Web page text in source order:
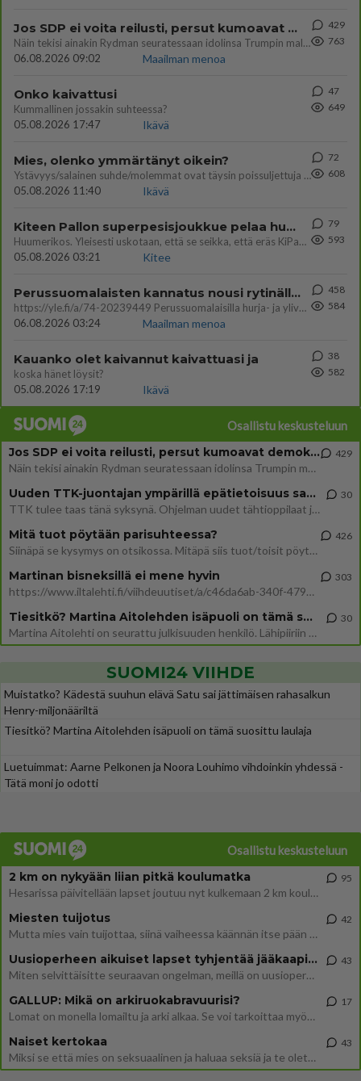
Jos SDP ei voita reilusti, persut kumoavat demokratian Suomesta
Näin tekisi ainakin Rydman seuratessaan idolinsa Trumpin mallia https://www.is.fi/politiikka/art-2000012187244.html
06.08.2026 09:02
Maailman menoa
429
763
Onko kaivattusi
Kummallinen jossakin suhteessa?
05.08.2026 17:47
Ikävä
47
649
Mies, olenko ymmärtänyt oikein?
Ystävyys/salainen suhde/molemmat ovat täysin poissuljettuja asioita? Nainen
05.08.2026 11:40
Ikävä
72
608
Kiteen Pallon superpesisjoukkue pelaa huumeiden vaikutuksen alaisena
Huumerikos. Yleisesti uskotaan, että se seikka, että eräs KiPan pelaaja kärähtää huumeista, on vain jäävuoren huippu. M
05.08.2026 03:21
Kitee
79
593
Perussuomalaisten kannatus nousi rytinällä Ylen tänään julkaisemassa tuoreimmassa gallup-kyselyssä.
https://yle.fi/a/74-20239449 Perussuomalaisilla hurja- ja ylivoimaisesti suurin nousu tässä uudessa Ylen gallupissa. Kyl
06.08.2026 03:24
Maailman menoa
458
584
Kauanko olet kaivannut kaivattuasi ja
koska hänet löysit?
05.08.2026 17:19
Ikävä
38
582
Osallistu keskusteluun
Jos SDP ei voita reilusti, persut kumoavat demokratian Suomesta
Näin tekisi ainakin Rydman seuratessaan idolinsa Trumpin mallia https://www.is.fi/politiikka/art-2000012187244.html
429
Uuden TTK-juontajan ympärillä epätietoisuus sakenee - Nyt MTV hämmentää soppaa
TTK tulee taas tänä syksynä. Ohjelman uudet tähtioppilaat julkistetaan torstaina 6. elokuuta klo 14 alkavassa lehdistö
30
Mitä tuot pöytään parisuhteessa?
Siinäpä se kysymys on otsikossa. Mitäpä siis tuot/toisit pöytään parisuhteessa? Oletko mies vai nainen? Koetko sen mitä
426
Martinan bisneksillä ei mene hyvin
https://www.iltalehti.fi/viihdeuutiset/a/c46da6ab-340f-4790-aaa7-0865eed2336 Yrityksen konkurssihakemus on tullut kärä
303
Tiesitkö? Martina Aitolehden isäpuoli on tämä suosittu laulaja
Martina Aitolehti on seurattu julkisuuden henkilö. Lähipiiriin mahtuu muitakin tunnettuja henkilöitä. Tiesitkö, että Ma
30
SUOMI24 VIIHDE
Muistatko? Kädestä suuhun elävä Satu sai jättimäisen rahasalkun
Henry-miljonääriltä
Tiesitkö? Martina Aitolehden isäpuoli on tämä suosittu laulaja
Luetuimmat: Aarne Pelkonen ja Noora Louhimo vihdoinkin yhdessä -
Tätä moni jo odotti
Osallistu keskusteluun
2 km on nykyään liian pitkä koulumatka
Hesarissa päivitellään lapset joutuu nyt kulkemaan 2 km kouluun jösses. Ruostefillarilla tuo matka menee vaikka miten äk
95
Miesten tuijotus
Mutta mies vain tuijottaa, siinä vaiheessa käännän itse pään pois. Mikä juttu? Yleensä jos joku tuijottaa tai katsoo, hä
42
Uusioperheen aikuiset lapset tyhjentää jääkaapin käydessään
Miten selvittäisitte seuraavan ongelman, meillä on uusioperhe, minulla teini-ikäiset lapset ja puolisolla aikuiset, jotk
43
GALLUP: Mikä on arkiruokabravuurisi?
Lomat on monella lomailtu ja arki alkaa. Se voi tarkoittaa myös sitä, että grillailut on grillattu ja palataan arjen ruo
17
Naiset kertokaa
Miksi se että mies on seksuaalinen ja haluaa seksiä ja te olette hänen mielestänne haluttava on vastenmielistä? Mikä sii
43